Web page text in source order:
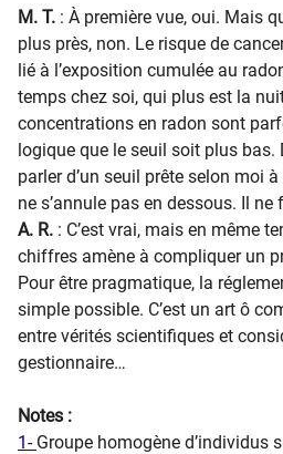
M. T. : À première vue, oui. Mais
plus près, non. Le risque de
lié à l’exposition cumulée au
temps chez soi, qui plus est la
concentrations en radon sont
logique que le seuil soit plus bas.
parler d’un seuil prête selon moi
ne s’annule pas en dessous. Il
A. R. : C’est vrai, mais en même
chiffres amène à compliquer un
Pour être pragmatique, la
simple possible. C’est un art ô
entre vérités scientifiques et
gestionnaire…
Notes :
1- Groupe homogène d’individus